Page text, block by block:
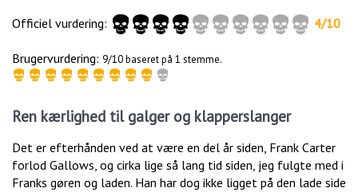
Officiel vurdering:
4/10
Brugervurdering: 9/10 baseret på 1 stemme.
Ren kærlighed til galger og klapperslanger
Det er efterhånden ved at være en del år siden, Frank Carter
forlod Gallows, og cirka lige så lang tid siden, jeg fulgte med i
Franks gøren og laden. Han har dog ikke ligget på den lade side